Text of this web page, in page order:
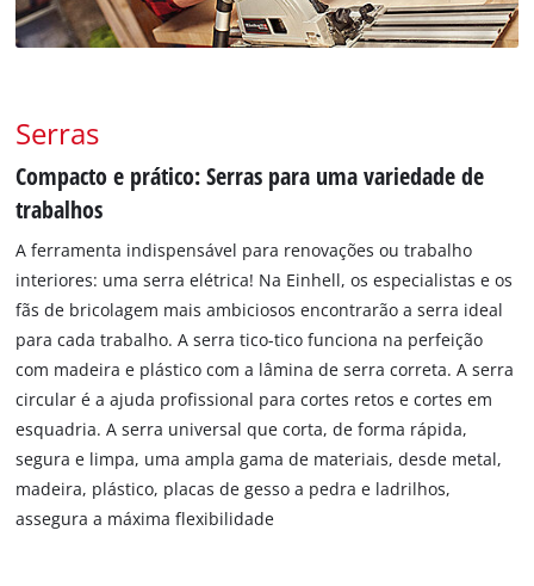
Serras
Compacto e prático: Serras para uma variedade de
trabalhos
A ferramenta indispensável para renovações ou trabalho
interiores: uma serra elétrica! Na Einhell, os especialistas e os
fãs de bricolagem mais ambiciosos encontrarão a serra ideal
para cada trabalho. A serra tico-tico funciona na perfeição
com madeira e plástico com a lâmina de serra correta. A serra
circular é a ajuda profissional para cortes retos e cortes em
esquadria. A serra universal que corta, de forma rápida,
segura e limpa, uma ampla gama de materiais, desde metal,
madeira, plástico, placas de gesso a pedra e ladrilhos,
assegura a máxima flexibilidade